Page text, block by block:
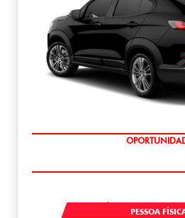
À VISTA POR R$
PESSOA